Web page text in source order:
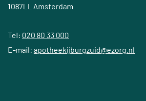
1087LL Amsterdam
Tel: 020 80 33 000
E-mail: apotheekijburgzuid@ezorg.nl